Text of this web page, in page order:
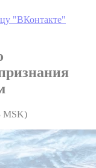
"ВКонтакте"
MSK)